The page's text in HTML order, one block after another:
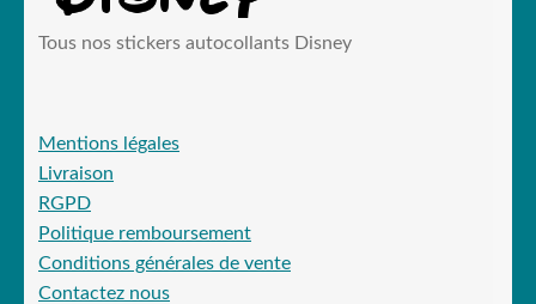
Tous nos stickers autocollants Disney
Mentions légales
Livraison
RGPD
Politique remboursement
Conditions générales de vente
Contactez nous